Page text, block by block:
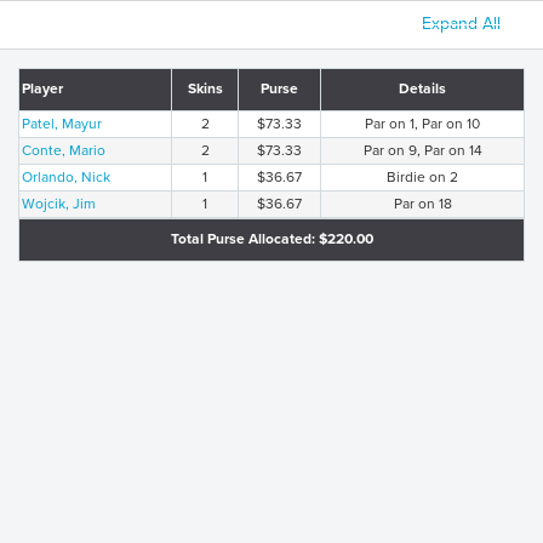
Expand All
Player Skins Purse Details
Patel, Mayur 2 $73.33
Par on 1, Par on 10
Conte, Mario
2 $73.33
Par on 9, Par on 14
Orlando, Nick
1 $36.67
Birdie on 2
Wojcik, Jim
1 $36.67 Par on 18
Total Purse Allocated: $220.00